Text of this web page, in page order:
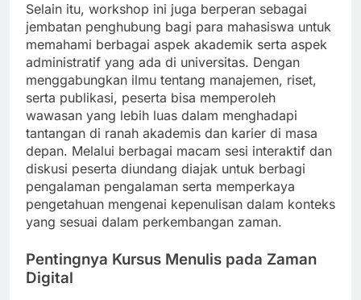
Selain itu, workshop ini juga berperan sebagai
jembatan penghubung bagi para mahasiswa untuk
memahami berbagai aspek akademik serta aspek
administratif yang ada di universitas. Dengan
menggabungkan ilmu tentang manajemen, riset,
serta publikasi, peserta bisa memperoleh
wawasan yang lebih luas dalam menghadapi
tantangan di ranah akademis dan karier di masa
depan. Melalui berbagai macam sesi interaktif dan
diskusi peserta diundang diajak untuk berbagi
pengalaman pengalaman serta memperkaya
pengetahuan mengenai kepenulisan dalam konteks
yang sesuai dalam perkembangan zaman.
Pentingnya Kursus Menulis pada Zaman
Digital